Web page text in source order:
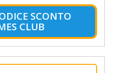
SCONTO
CLUB